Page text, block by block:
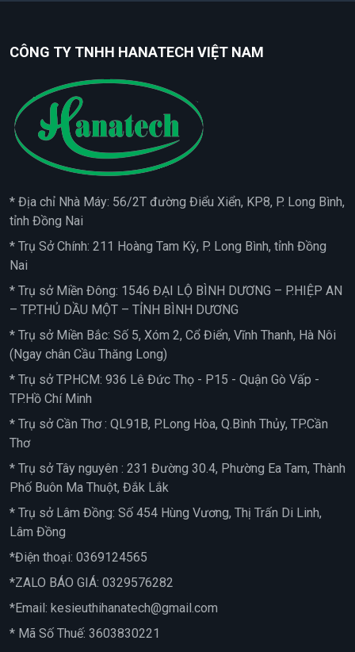
CÔNG TY TNHH HANATECH VIỆT NAM
* Địa chỉ Nhà Máy: 56/2T đường Điểu Xiển, KP8, P. Long Bình,
tỉnh Đồng Nai
* Trụ Sở Chính: 211 Hoàng Tam Kỳ, P. Long Bình, tỉnh Đồng
Nai
* Trụ sở Miền Đông: 1546 ĐẠI LỘ BÌNH DƯƠNG – P.HIỆP AN
– TP.THỦ DẦU MỘT – TỈNH BÌNH DƯƠNG
* Trụ sở Miền Bắc: Số 5, Xóm 2, Cổ Điển, Vĩnh Thanh, Hà Nôi
(Ngay chân Cầu Thăng Long)
* Trụ sở TPHCM: 936 Lê Đức Thọ - P15 - Quận Gò Vấp -
TP.Hồ Chí Minh
* Trụ sở Cần Thơ : QL91B, P.Long Hòa, Q.Bình Thủy, TP.Cần
Thơ
* Trụ sở Tây nguyên : 231 Đường 30.4, Phường Ea Tam, Thành
Phố Buôn Ma Thuột, Đắk Lắk
* Trụ sở Lâm Đồng: Số 454 Hùng Vương, Thị Trấn Di Linh,
Lâm Đồng
*Điện thoại: 0369124565
*ZALO BÁO GIÁ: 0329576282
*Email: kesieuthihanatech@gmail.com
* Mã Số Thuế: 3603830221